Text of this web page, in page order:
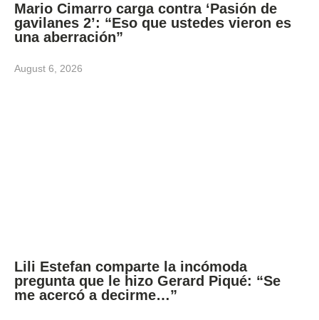
Mario Cimarro carga contra ‘Pasión de
gavilanes 2’: “Eso que ustedes vieron es
una aberración”
August 6, 2026
Lili Estefan comparte la incómoda
pregunta que le hizo Gerard Piqué: “Se
me acercó a decirme…”